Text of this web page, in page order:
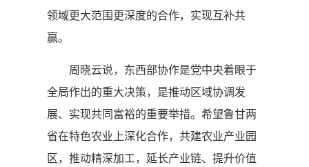
领域更大范围更深度的合作，实现互补共
赢。
周晓云说，东西部协作是党中央着眼于
全局作出的重大决策，是推动区域协调发
展、实现共同富裕的重要举措。希望鲁甘两
省在特色农业上深化合作，共建农业产业园
区，推动精深加工，延长产业链、提升价值